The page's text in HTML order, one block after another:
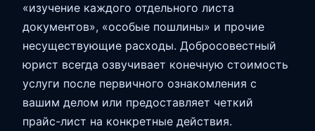
«изучение каждого отдельного листа
документов», «особые пошлины» и прочие
несуществующие расходы. Добросовестный
юрист всегда озвучивает конечную стоимость
услуги после первичного ознакомления с
вашим делом или предоставляет четкий
прайс-лист на конкретные действия.